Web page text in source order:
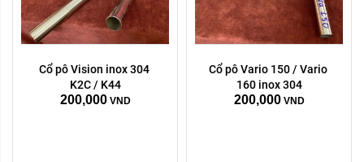
Cổ pô Vision inox 304
K2C / K44
200,000 VND
Cổ pô Vario 150 / Vario
160 inox 304
200,000 VND